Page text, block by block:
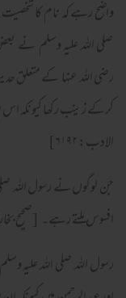
واضح رہے کہ نام کا
صلی اللہ علیہ وسلم نے
رضی اللہ عنہا کے متعلق
کرکے زینب رکھا کیونکہ اس
الادب: ۶۱۹۲]
جن لوگوں نے رسول اللہ
افسوس ملتے رہے۔ [صحیح
رسول اللہ صلی اللہ علیہ